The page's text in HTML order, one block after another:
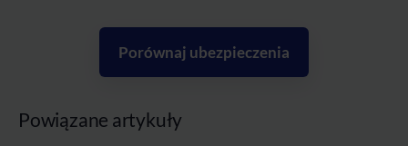
Porównaj ubezpieczenia
Powiązane artykuły